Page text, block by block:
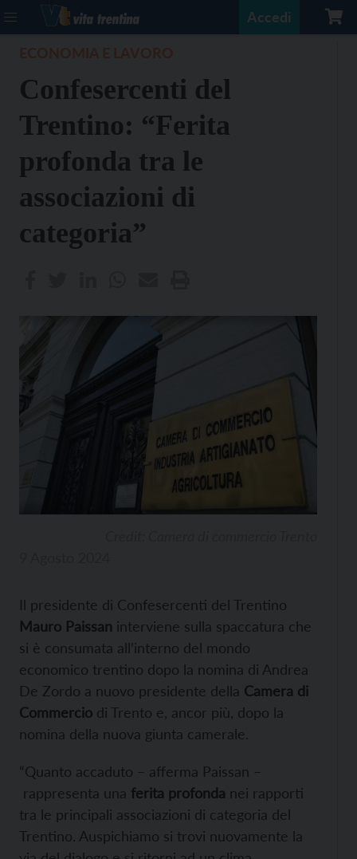
Accedi
Confesercenti del
Trentino: “Ferita
profonda tra le
associazioni di
categoria”
Il presidente di Confesercenti del Trentino
Mauro Paissan interviene sulla spaccatura che
si è consumata all’interno del mondo
economico trentino dopo la nomina di Andrea
De Zordo a nuovo presidente della Camera di
Commercio di Trento e, ancor più, dopo la
nomina della nuova giunta camerale.
“Quanto accaduto – afferma Paissan –
rappresenta una ferita profonda nei rapporti
tra le principali associazioni di categoria del
Trentino. Auspichiamo si trovi nuovamente la